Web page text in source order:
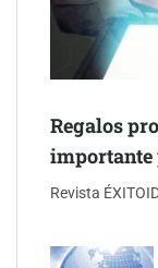
Última llamada:
Regalos
importante
Revista